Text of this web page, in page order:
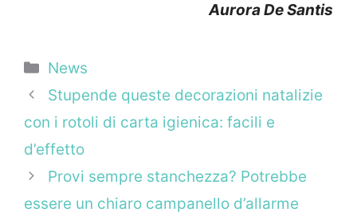
Aurora De Santis
Categorie
News
Stupende queste decorazioni natalizie
con i rotoli di carta igienica: facili e
d’effetto
Provi sempre stanchezza? Potrebbe
essere un chiaro campanello d’allarme